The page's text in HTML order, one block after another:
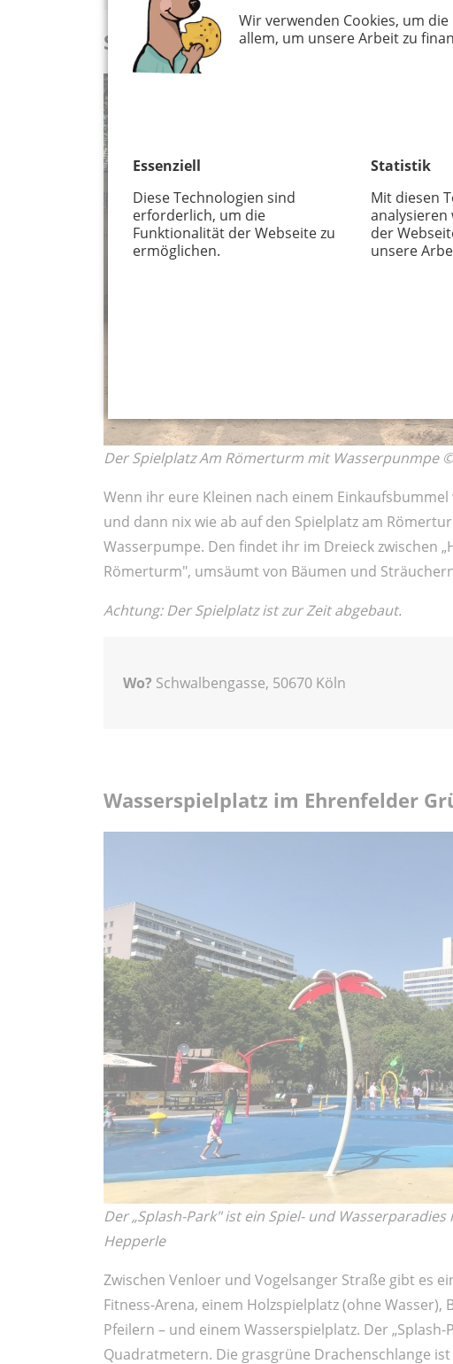
Wir verwenden Cookies, um
allem, um unsere Arbeit zu
Essenziell
Diese Technologien sind
erforderlich, um die
Funktionalität der Webseite zu
ermöglichen.
Statistik
Mit diesen
analysieren
der
unsere
Spielplatz am Römerturm in der
Der Spielplatz Am Römerturm mit Wasserpunmpe
Wenn ihr eure Kleinen nach einem
und dann nix wie ab auf den Spielplatz am
Wasserpumpe. Den findet ihr im Dreieck zwischen
Römerturm", umsäumt von Bäumen und
Achtung: Der Spielplatz ist zur Zeit abgebaut.
Wo? Schwalbengasse, 50670 Köln
Wasserspielplatz im Ehrenfelder
Der „Splash-Park" ist ein Spiel- und
Hepperle
Zwischen Venloer und Vogelsanger Straße gibt es
Fitness-Arena, einem Holzspielplatz (ohne Wasser),
Pfeilern – und einem Wasserspielplatz. Der
Quadratmetern. Die grasgrüne Drachenschlange